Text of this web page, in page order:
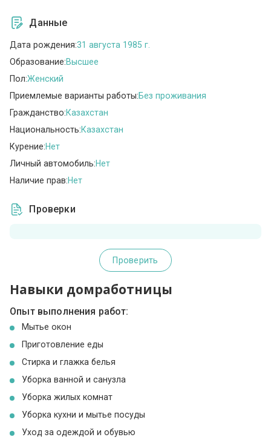
Данные
Дата рождения:31 августа 1985 г.
Образование:Высшее
Пол:Женский
Приемлемые варианты работы:Без проживания
Гражданство:Казахстан
Национальность:Казахстан
Курение:Нет
Личный автомобиль:Нет
Наличие прав:Нет
Проверки
Проверить
Навыки домработницы
Опыт выполнения работ:
Мытье окон
Приготовление еды
Стирка и глажка белья
Уборка ванной и санузла
Уборка жилых комнат
Уборка кухни и мытье посуды
Уход за одеждой и обувью